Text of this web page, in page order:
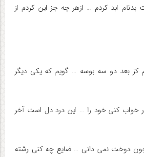
ابد کردم … ازهر چه جز این کردم از
کز بعد دو سه بوسه … گویم که یکی دیگر
خواب کنی خود را … این درد دل است آخر
دوخت نمی دانی … ضایع چه کنی رشته